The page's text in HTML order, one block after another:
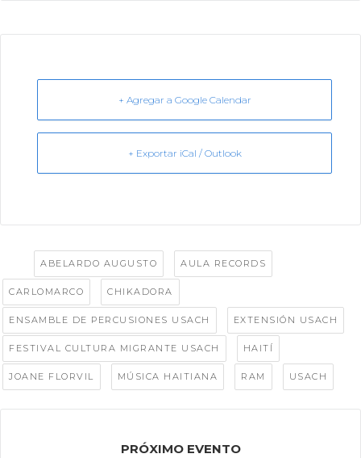
+ Agregar a Google Calendar
+ Exportar iCal / Outlook
ABELARDO AUGUSTO AULA RECORDS
CARLOMARCO CHIKADORA
ENSAMBLE DE PERCUSIONES USACH EXTENSIÓN USACH
FESTIVAL CULTURA MIGRANTE USACH HAITÍ
JOANE FLORVIL MÚSICA HAITIANA RAM USACH
PRÓXIMO EVENTO